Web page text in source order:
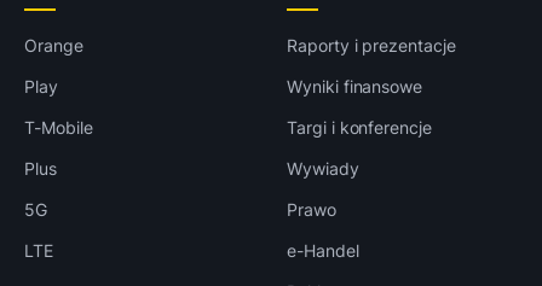
Orange
Play
T-Mobile
Plus
5G
LTE
Raporty i prezentacje
Wyniki finansowe
Targi i konferencje
Wywiady
Prawo
e-Handel